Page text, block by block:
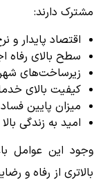
مشترک دارند:
اقتصاد پایدار و
سطح بالای رفاه
زیرساخت‌های
کیفیت بالای
میزان پایین
امید به زندگی بالا
وجود این عوامل
بالاتری از رفاه و